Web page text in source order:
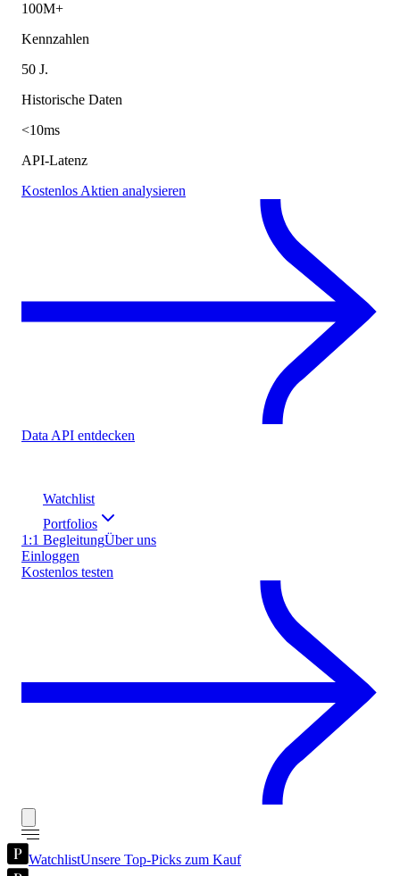
100M+
Kennzahlen
50 J.
Historische Daten
<10ms
API-Latenz
Kostenlos Aktien analysieren
Data API entdecken
Watchlist
Portfolios
1:1 BegleitungÜber uns
Einloggen
Kostenlos testen
WatchlistUnsere Top-Picks zum Kauf